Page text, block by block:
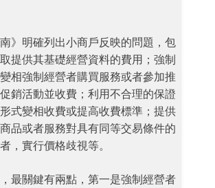
南》明確列出小商戶反映的問題，包
提供其基礎經營資料的費用；強制
相強制經營者購買服務或者參加推
銷活動並收費；利用不合理的保證
式變相收費或提高收費標準；提供
品或者服務對具有同等交易條件的
，實行價格歧視等。
最關鍵有兩點，第一是強制經營者